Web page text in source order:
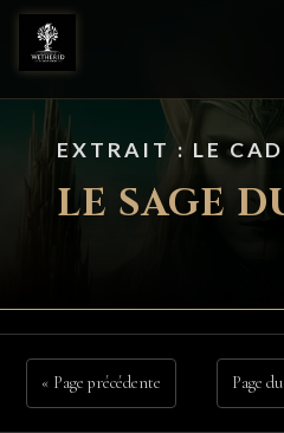
EXTRAIT : LE
LE SAGE
« Page précédente Page